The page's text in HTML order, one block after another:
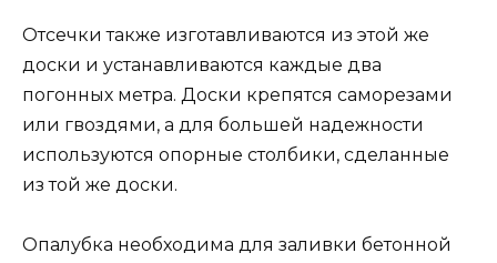
Отсечки также изготавливаются из этой же
доски и устанавливаются каждые два
погонных метра. Доски крепятся саморезами
или гвоздями, а для большей надежности
используются опорные столбики, сделанные
из той же доски.
Опалубка необходима для заливки бетонной